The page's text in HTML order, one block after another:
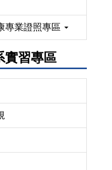
專業證照專區
實習專區